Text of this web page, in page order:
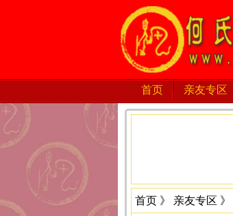
首页 亲友专区
首页 》 亲友专区 》